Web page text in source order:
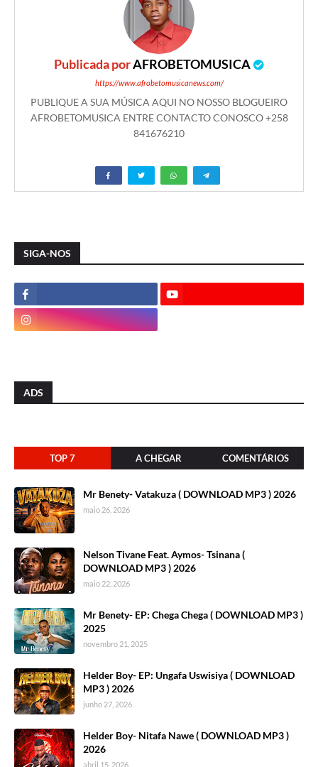
Publicada porAFROBETOMUSICA
https://www.afrobetomusicanews.com/
PUBLIQUE A SUA MÚSICA AQUI NO NOSSO BLOGUEIRO
AFROBETOMUSICA ENTRE CONTACTO CONOSCO +258
841676210
SIGA-NOS
ADS
TOP 7 A CHEGAR COMENTÁRIOS
Mr Benety- Vatakuza ( DOWNLOAD MP3 ) 2026
maio 26, 2026
Nelson Tivane Feat. Aymos- Tsinana (
DOWNLOAD MP3 ) 2026
maio 22, 2026
Mr Benety- EP: Chega Chega ( DOWNLOAD MP3 )
2025
novembro 21, 2025
Helder Boy- EP: Ungafa Uswisiya ( DOWNLOAD
MP3 ) 2026
junho 27, 2026
Helder Boy- Nitafa Nawe ( DOWNLOAD MP3 )
2026
abril 15, 2026